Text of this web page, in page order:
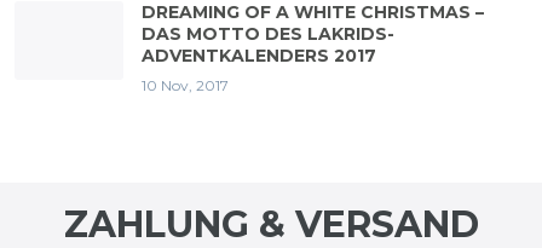
DREAMING OF A WHITE CHRISTMAS –
DAS MOTTO DES LAKRIDS-
ADVENTKALENDERS 2017
10 Nov, 2017
ZAHLUNG & VERSAND